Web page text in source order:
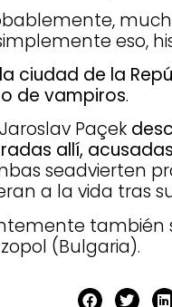
eso,
ciudad de la
de vampiros.
Paçek
allí,
seadvierten
a la vida tras
(Bulgaria).